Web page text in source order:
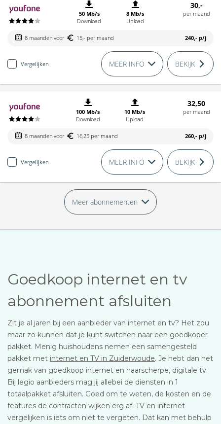
50 Mb/s
Download
8 Mb/s
Upload
30,-
per maand
8 maanden voor 15,- per maand 240,- p/j
Vergelijken MEER INFO BEKIJK
100 Mb/s
Download
10 Mb/s
Upload
32,50
per maand
8 maanden voor 16,25 per maand 260,- p/j
Vergelijken MEER INFO BEKIJK
Meer abonnementen
Goedkoop internet en tv
abonnement afsluiten
Zit je al jaren bij een aanbieder van internet en tv? Het zou
maar zo kunnen dat je kunt switchen naar een goedkoper
pakket. Menig huishoudens nemen een samengesteld
pakket met internet en TV in Zuiderwoude. Je hebt dan het
gemak van goedkoop internet en haarscherpe, digitale tv.
Bij legio aanbieders mag jij allebei de diensten in 1
totaalpakket afsluiten. Goed om te weten, de kosten en de
features de contracten wijken erg af. TV en internet
vergelijken is iets om niet te vergeten. Dat kan met behulp